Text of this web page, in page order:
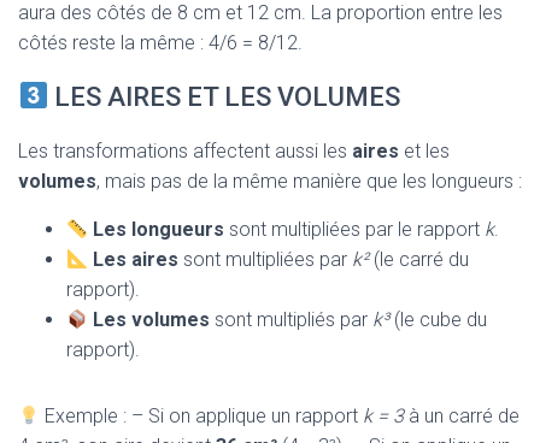
aura des côtés de 8 cm et 12 cm. La proportion entre les
côtés reste la même : 4/6 = 8/12.
LES AIRES ET LES VOLUMES
Les transformations affectent aussi les aires et les
volumes, mais pas de la même manière que les longueurs :
Les longueurs sont multipliées par le rapport k.
Les aires sont multipliées par k²(le carré du
rapport).
Les volumes sont multipliés par k³(le cube du
rapport).
Exemple : – Si on applique un rapport k = 3à un carré de